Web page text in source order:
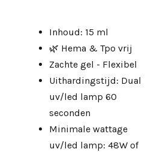
Inhoud: 15 ml
🌿 Hema & Tpo vrij
Zachte gel - Flexibel
Uithardingstijd: Dual
uv/led lamp 60
seconden
Minimale wattage
uv/led lamp: 48W of